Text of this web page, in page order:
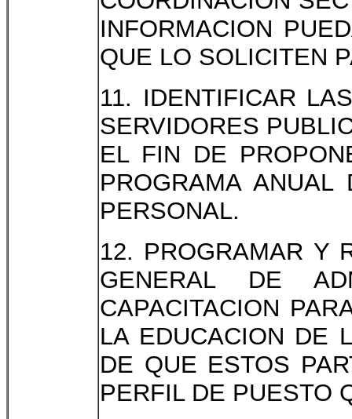
INFORMACION
QUE LO SOLICITEN
11. IDENTIFICAR
SERVIDORES
EL FIN DE
PROGRAMA
PERSONAL.
12. PROGRAMAR Y
GENERAL DE
CAPACITACION
LA EDUCACION DE
DE QUE ESTOS
PERFIL DE PUESTO